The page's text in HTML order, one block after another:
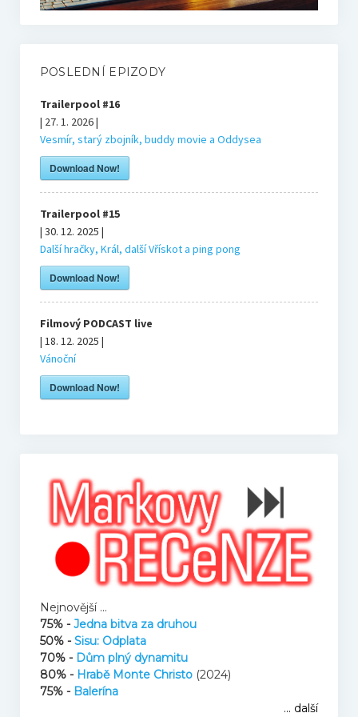
Bonusy
Markovy RECeNZE 2025
2025
2024
2023
2022
Bourne’s blog
Mikovy mini recenze
Filmové resty
U televize
O nás
Tým
POSLEDNÍ EPIZODY
Trailerpool #16
| 27. 1. 2026 |
Vesmír, starý zbojník, buddy movie a Oddysea
Download Now!
Trailerpool #15
| 30. 12. 2025 |
Další hračky, Král, další Vřískot a ping pong
Download Now!
Filmový PODCAST live
| 18. 12. 2025 |
Vánoční
Download Now!
Nejnovější ...
75% - Jedna bitva za druhou
50% - Sisu: Odplata
70% - Dům plný dynamitu
80% - Hrabě Monte Christo(2024)
75% - Balerína
... další